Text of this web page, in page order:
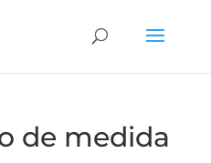
de medida